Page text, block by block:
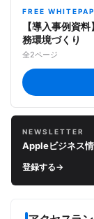
FREE
【導入事例資
務環境づくり
全2ページ
NEWSLETTER
Appleビジネス
登録する→